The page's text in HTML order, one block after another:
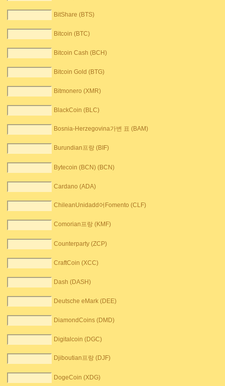
BitShare (BTS)
Bitcoin (BTC)
Bitcoin Cash (BCH)
Bitcoin Gold (BTG)
Bitmonero (XMR)
BlackCoin (BLC)
Bosnia-Herzegovina가변 표 (BAM)
Burundian프랑 (BIF)
Bytecoin (BCN) (BCN)
Cardano (ADA)
ChileanUnidadd어Fomento (CLF)
Comorian프랑 (KMF)
Counterparty (ZCP)
CraftCoin (XCC)
Dash (DASH)
Deutsche eMark (DEE)
DiamondCoins (DMD)
Digitalcoin (DGC)
Djiboutian프랑 (DJF)
DogeCoin (XDG)